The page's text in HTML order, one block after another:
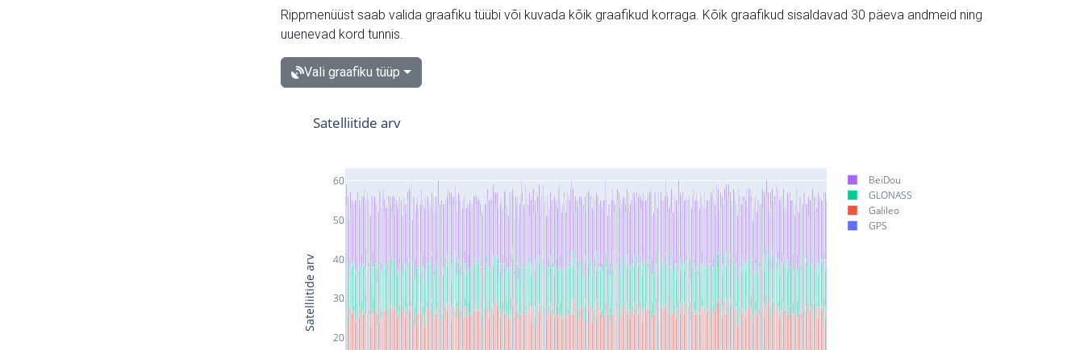
Rippmenüüst saab valida graafiku tüübi või kuvada kõik graafikud korraga. Kõik graafikud sisaldavad 30 päeva andmeid ning
uuenevad kord tunnis.
Vali graafiku tüüp
20
30
40
50
60
BeiDou
GLONASS
Galileo
GPS
Satelliitide arv
Satelliitide arv